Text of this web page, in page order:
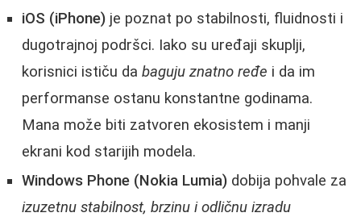
iOS (iPhone) je poznat po stabilnosti, fluidnosti i
dugotrajnoj podršci. Iako su uređaji skuplji,
korisnici ističu da baguju znatno ređe i da im
performanse ostanu konstantne godinama.
Mana može biti zatvoren ekosistem i manji
ekrani kod starijih modela.
Windows Phone (Nokia Lumia) dobija pohvale za
izuzetnu stabilnost, brzinu i odličnu izradu